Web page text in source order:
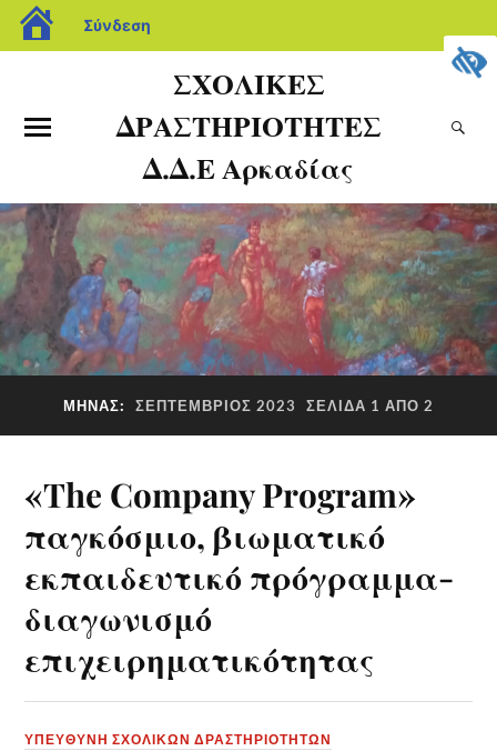
Σύνδεση
ΣΧΟΛΙΚΕΣ
ΔΡΑΣΤΗΡΙΟΤΗΤΕΣ
Δ.Δ.Ε Αρκαδίας
ΜΉΝΑΣ: ΣΕΠΤΈΜΒΡΙΟΣ 2023 ΣΕΛΊΔΑ 1 ΑΠΌ 2
«The Company Program»
παγκόσμιο, βιωματικό
εκπαιδευτικό πρόγραμμα-
διαγωνισμό
επιχειρηματικότητας
ΥΠΕΎΘΥΝΗ ΣΧΟΛΙΚΏΝ ΔΡΑΣΤΗΡΙΟΤΉΤΩΝ